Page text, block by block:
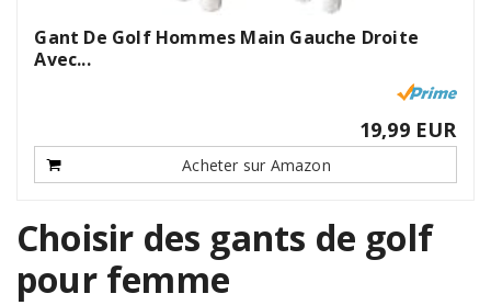
Gant De Golf Hommes Main Gauche Droite
Avec...
19,99 EUR
Acheter sur Amazon
Choisir des gants de golf
pour femme